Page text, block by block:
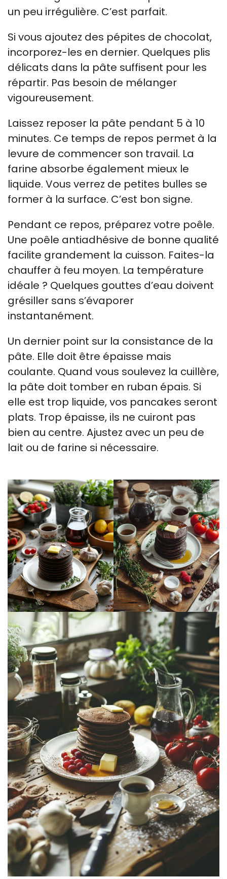
un peu irrégulière. C’est parfait.
Si vous ajoutez des pépites de chocolat,
incorporez-les en dernier. Quelques plis
délicats dans la pâte suffisent pour les
répartir. Pas besoin de mélanger
vigoureusement.
Laissez reposer la pâte pendant 5 à 10
minutes. Ce temps de repos permet à la
levure de commencer son travail. La
farine absorbe également mieux le
liquide. Vous verrez de petites bulles se
former à la surface. C’est bon signe.
Pendant ce repos, préparez votre poêle.
Une poêle antiadhésive de bonne qualité
facilite grandement la cuisson. Faites-la
chauffer à feu moyen. La température
idéale ? Quelques gouttes d’eau doivent
grésiller sans s’évaporer
instantanément.
Un dernier point sur la consistance de la
pâte. Elle doit être épaisse mais
coulante. Quand vous soulevez la cuillère,
la pâte doit tomber en ruban épais. Si
elle est trop liquide, vos pancakes seront
plats. Trop épaisse, ils ne cuiront pas
bien au centre. Ajustez avec un peu de
lait ou de farine si nécessaire.